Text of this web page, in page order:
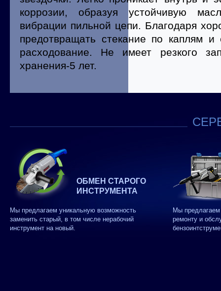
коррозии, образуя устойчивую
вибрации пильной цепи. Благодаря
предотвращать стекание по каплям и
расходование. Не имеет резкого
хранения-5 лет.
ОБМЕН СТАРОГО
ИНСТРУМЕНТА
Мы предлагаем уникальную возможность
заменить старый, в том числе нерабочий
инструмент на новый.
Мы
ремонту и